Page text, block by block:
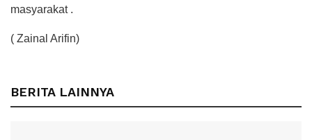
masyarakat .
( Zainal Arifin)
BERITA LAINNYA